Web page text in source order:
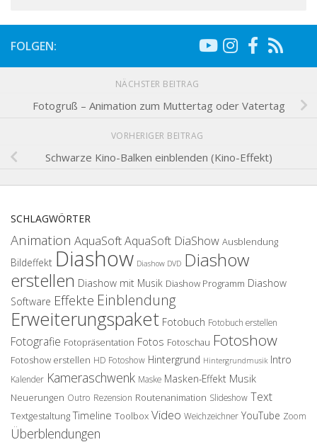
FOLGEN:
NÄCHSTER BEITRAG
Fotogruß – Animation zum Muttertag oder Vatertag
VORHERIGER BEITRAG
Schwarze Kino-Balken einblenden (Kino-Effekt)
SCHLAGWÖRTER
Animation AquaSoftAquaSoft DiaShow Ausblendung
Bildeffekt Diashow Diashow DVD Diashow
erstellen Diashow mit Musik Diashow Programm Diashow
Software Effekte Einblendung
Erweiterungspaket Fotobuch Fotobuch erstellen
Fotografie Fotopräsentation Fotos Fotoschau Fotoshow
Fotoshow erstellen HD Fotoshow Hintergrund Hintergrundmusik Intro
Kalender Kameraschwenk Maske Masken-Effekt Musik
Neuerungen Outro Rezension Routenanimation Slideshow Text
Textgestaltung Timeline Toolbox Video Weichzeichner YouTube Zoom
Überblendungen